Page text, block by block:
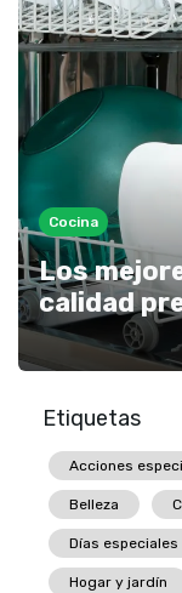
Cocina
Los
calidad
Etiquetas
Acciones
Belleza
Días especiales
Hogar y jardín